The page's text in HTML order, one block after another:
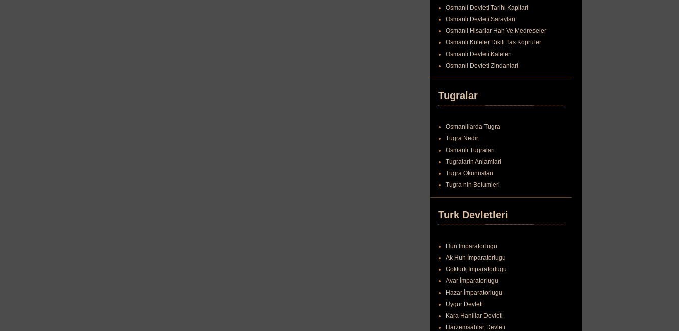
Osmanli Devleti Tarihi Kapilari
Osmanli Devleti Saraylari
Osmanli Hisarlar Han Ve Medreseler
Osmanli Kuleler Dikili Tas Kopruler
Osmanli Devleti Kaleleri
Osmanli Devleti Zindanlari
Tugralar
Osmanlilarda Tugra
Tugra Nedir
Osmanli Tugralari
Tugralarin Anlamlari
Tugra Okunuslari
Tugra nin Bolumleri
Turk Devletleri
Hun İmparatorlugu
Ak Hun İmparatorlugu
Gokturk İmparatorlugu
Avar İmparatorlugu
Hazar İmparatorlugu
Uygur Devleti
Kara Hanlilar Devleti
Harzemsahlar Devleti